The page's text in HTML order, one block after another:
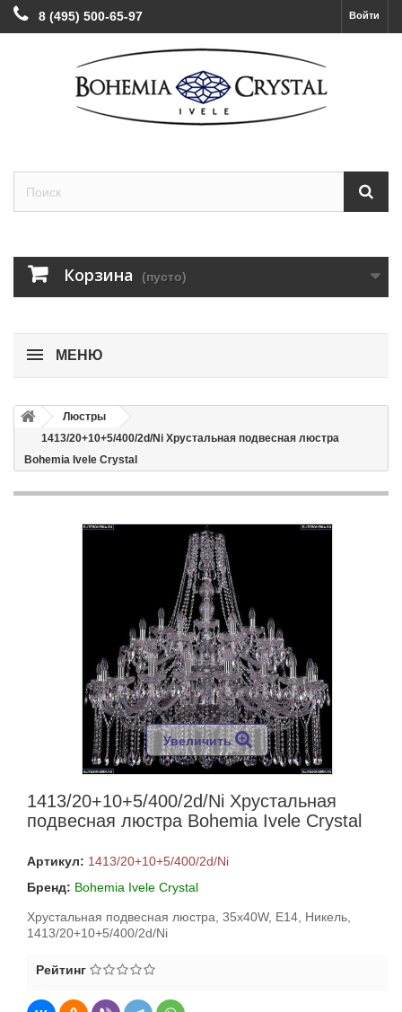
Войти
8 (495) 500-65-97
Корзина (пусто)
МЕНЮ
Люстры
1413/20+10+5/400/2d/Ni Хрустальная подвесная люстра
Bohemia Ivele Crystal
Увеличить
1413/20+10+5/400/2d/Ni Хрустальная
подвесная люстра Bohemia Ivele Crystal
Артикул: 1413/20+10+5/400/2d/Ni
Бренд: Bohemia Ivele Crystal
Хрустальная подвесная люстра, 35x40W, E14, Никель,
1413/20+10+5/400/2d/Ni
Рейтинг